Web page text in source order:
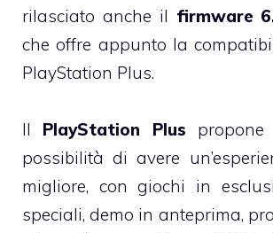
rilasciato anche il firmware
che offre appunto la
PlayStation Plus.
Il PlayStation Plus propone
possibilità di avere
migliore, con giochi in
speciali, demo in anteprima,